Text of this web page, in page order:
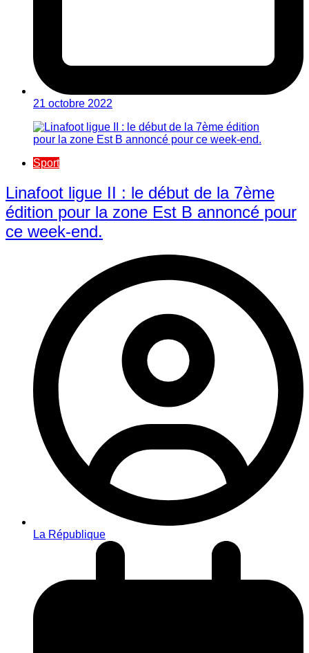
21 octobre 2022
Sport
Linafoot ligue II : le début de la 7ème
édition pour la zone Est B annoncé pour
ce week-end.
La République